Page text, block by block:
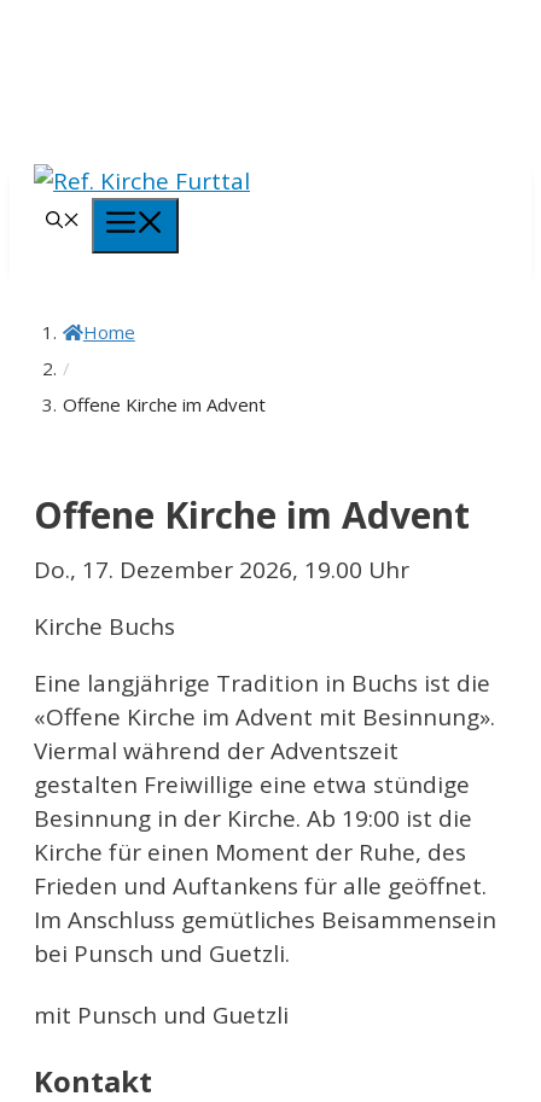
Home
/
Offene Kirche im Advent
Offene Kirche im Advent
Do., 17. Dezember 2026, 19.00 Uhr
Kirche Buchs
Eine langjährige Tradition in Buchs ist die
«Offene Kirche im Advent mit Besinnung».
Viermal während der Adventszeit
gestalten Freiwillige eine etwa stündige
Besinnung in der Kirche. Ab 19:00 ist die
Kirche für einen Moment der Ruhe, des
Frieden und Auftankens für alle geöffnet.
Im Anschluss gemütliches Beisammensein
bei Punsch und Guetzli.
mit Punsch und Guetzli
Kontakt